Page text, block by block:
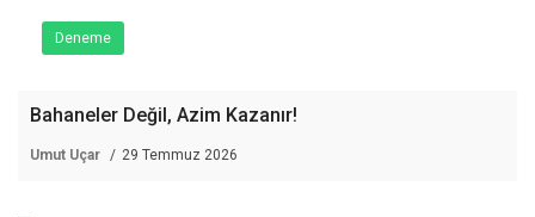
Deneme
Bahaneler Değil, Azim Kazanır!
Umut Uçar 29 Temmuz 2026